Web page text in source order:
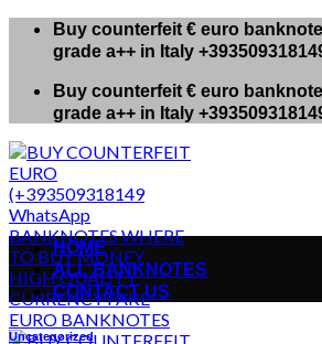
Skip
Buy counterfeit € euro
grade a++ in Italy
Buy counterfeit € euro
grade a++ in Italy
HOME
ALL BANKNOTES
CONTACT US
Uncategorized